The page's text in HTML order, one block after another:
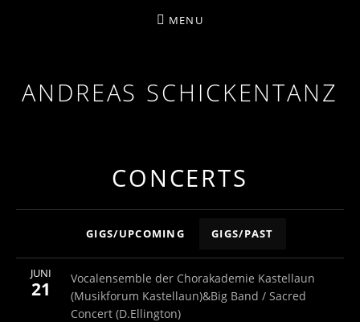
ANDREAS SCHICKENTANZ
MENU
CONCERTS
GIGS/UPCOMING GIGS/PAST
JUNI
21
Vocalensemble der Chorakademie Kastellaun
(Musikforum Kastellaun)&Big Band / Sacred
Concert (D.Ellington)
ZAP Emmelshausen ZAP Emmelshausen
More